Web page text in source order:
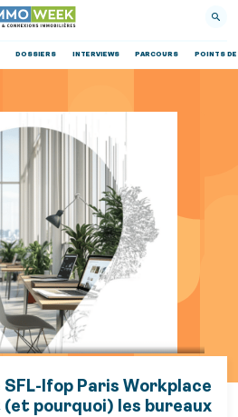
DOSSIERS INTERVIEWS PARCOURS POINTS DE
Ifop Paris Workplace
pourquoi) les bureaux